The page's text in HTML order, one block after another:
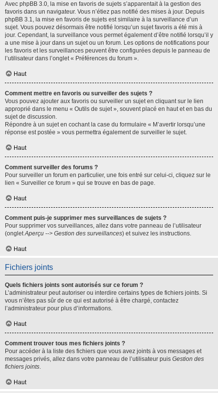
Avec phpBB 3.0, la mise en favoris de sujets s’apparentait à la gestion des
favoris dans un navigateur. Vous n’étiez pas notifié des mises à jour. Depuis
phpBB 3.1, la mise en favoris de sujets est similaire à la surveillance d’un
sujet. Vous pouvez désormais être notifié lorsqu’un sujet favoris a été mis à
jour. Cependant, la surveillance vous permet également d’être notifié lorsqu’il y
a une mise à jour dans un sujet ou un forum. Les options de notifications pour
les favoris et les surveillances peuvent être configurées depuis le panneau de
l’utilisateur dans l’onglet « Préférences du forum ».
Haut
Comment mettre en favoris ou surveiller des sujets ?
Vous pouvez ajouter aux favoris ou surveiller un sujet en cliquant sur le lien
approprié dans le menu « Outils de sujet », souvent placé en haut et en bas du
sujet de discussion.
Répondre à un sujet en cochant la case du formulaire « M’avertir lorsqu’une
réponse est postée » vous permettra également de surveiller le sujet.
Haut
Comment surveiller des forums ?
Pour surveiller un forum en particulier, une fois entré sur celui-ci, cliquez sur le
lien « Surveiller ce forum » qui se trouve en bas de page.
Haut
Comment puis-je supprimer mes surveillances de sujets ?
Pour supprimer vos surveillances, allez dans votre panneau de l’utilisateur
(ongletAperçu --> Gestion des surveillances) et suivez les instructions.
Haut
Fichiers joints
Quels fichiers joints sont autorisés sur ce forum ?
L’administrateur peut autoriser ou interdire certains types de fichiers joints. Si
vous n’êtes pas sûr de ce qui est autorisé à être chargé, contactez
l’administrateur pour plus d’informations.
Haut
Comment trouver tous mes fichiers joints ?
Pour accéder à la liste des fichiers que vous avez joints à vos messages et
messages privés, allez dans votre panneau de l’utilisateur puis Gestion des
fichiers joints.
Haut